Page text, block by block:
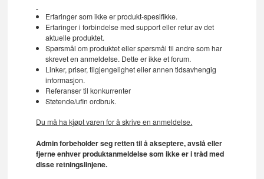
Erfaringer som ikke er produkt-spesifikke.
Erfaringer i forbindelse med support eller retur av det
aktuelle produktet.
Spørsmål om produktet eller spørsmål til andre som har
skrevet en anmeldelse. Dette er ikke et forum.
Linker, priser, tilgjengelighet eller annen tidsavhengig
informasjon.
Referanser til konkurrenter
Støtende/ufin ordbruk.
Du må ha kjøpt varen for å skrive en anmeldelse.
Admin forbeholder seg retten til å akseptere, avslå eller
fjerne enhver produktanmeldelse som ikke er i tråd med
disse retningslinjene.